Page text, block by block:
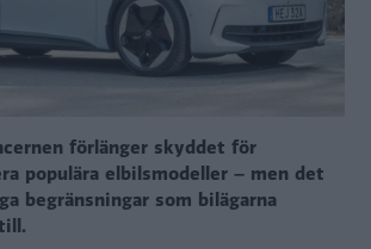
förlänger skyddet för
populära elbilsmodeller – men det
begränsningar som bilägarna